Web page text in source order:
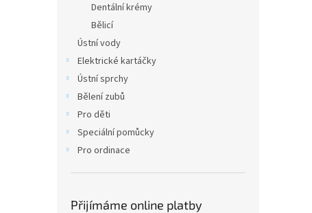
Dentální krémy
Bělicí
Ústní vody
Elektrické kartáčky
Ústní sprchy
Bělení zubů
Pro děti
Speciální pomůcky
Pro ordinace
Přijímáme online platby